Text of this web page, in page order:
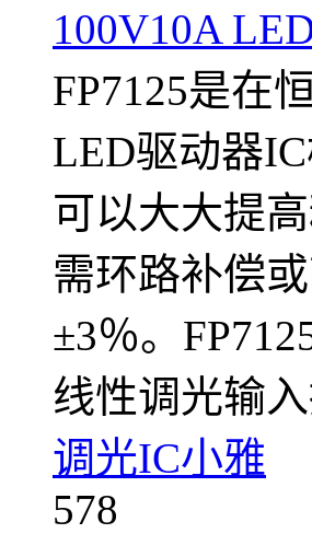
100V10A
FP7125是在
LED驱动器
可以大大提
需环路补偿
±3％。
线性调光输
调光IC小雅
578